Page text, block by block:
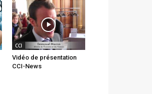
CCI
Vidéo de présentation
CCI-News